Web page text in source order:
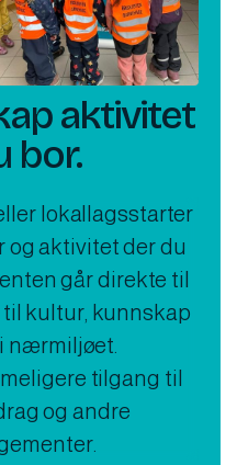
aktivitet
bor.
lokallagsstarter
og aktivitet der du
går direkte til
kultur, kunnskap
nærmiljøet.
tilgang til
og andre